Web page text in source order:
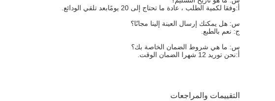
أ:وفقا لكمية الطلب ، عادة ما تحتاج إلى 20 يومًا
بعد تلقي الودائع.
س: هل يمكنك إرسال العينة إلينا مجانًا؟
ج: نعم بالطبع.
س: ما هي شروط الضمان الخاصة بك؟
أ:نحن توريد 12 شهرا الضمان الوقت.
التقييمات والمراجعات